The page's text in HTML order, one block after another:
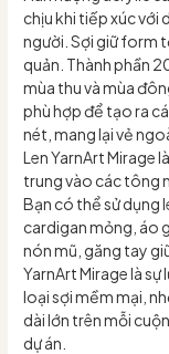
chịu khi tiếp xúc với
người. Sợi giữ form
quản. Thành phần
mùa thu và mùa
phù hợp để tạo ra
nét, mang lại vẻ
Len YarnArt Mirage
trung vào các tông
Bạn có thể sử dụng
cardigan mỏng, áo
nón mũ, găng tay
YarnArt Mirage là
loại sợi mềm mại,
dài lớn trên mỗi
dự án.